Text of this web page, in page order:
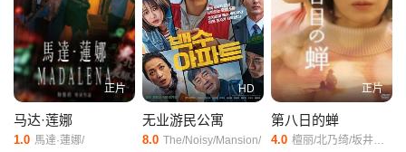
然，这种情绪的层层递进，被演员拿捏得细腻入微。他蹲在医院走
廊角落无声落泪的模样，眼神里的恐惧与无助，像极了生活中突然
遭遇重击的普通人，没有丝毫刻意的煽情，却让人瞬间共情；而当
他在误会中放下执念，开始尝试完成搁置已久的心愿，那种从阴霾
的蜕变。
正片
马达·莲娜
1.0 馬達·蓮娜/
HD
无业游民公寓
8.0 The/Noisy/Mansion/
正片
第八日的蝉
4.0 檀丽/北乃绮/坂井真纪/津田宽治/